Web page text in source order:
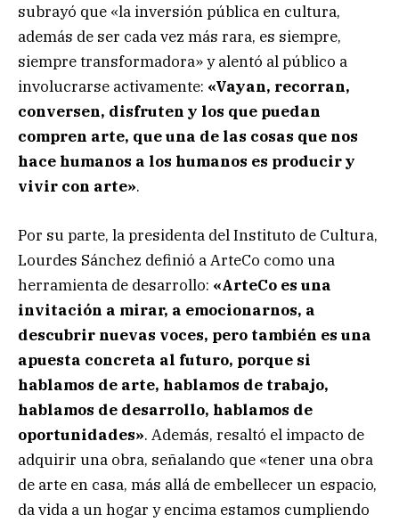
subrayó que «la inversión pública en cultura,
además de ser cada vez más rara, es siempre,
siempre transformadora» y alentó al público a
involucrarse activamente: «Vayan, recorran,
conversen, disfruten y los que puedan
compren arte, que una de las cosas que nos
hace humanos a los humanos es producir y
vivir con arte».
Por su parte, la presidenta del Instituto de Cultura,
Lourdes Sánchez definió a ArteCo como una
herramienta de desarrollo: «ArteCo es una
invitación a mirar, a emocionarnos, a
descubrir nuevas voces, pero también es una
apuesta concreta al futuro, porque si
hablamos de arte, hablamos de trabajo,
hablamos de desarrollo, hablamos de
oportunidades». Además, resaltó el impacto de
adquirir una obra, señalando que «tener una obra
de arte en casa, más allá de embellecer un espacio,
da vida a un hogar y encima estamos cumpliendo